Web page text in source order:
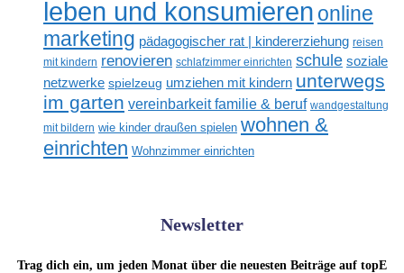
leben und konsumieren online
marketing pädagogischer rat | kindererziehung reisen
mit kindern renovieren schlafzimmer einrichten schule soziale
netzwerke spielzeug umziehen mit kindern unterwegs
im garten vereinbarkeit familie & beruf wandgestaltung
mit bildern wie kinder draußen spielen wohnen &
einrichten Wohnzimmer einrichten
Newsletter
Trag dich ein, um jeden Monat über die neuesten Beiträge auf topE